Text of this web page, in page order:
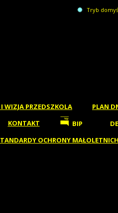
Tryb
I WIZJA PRZEDSZKOLA PLAN
KONTAKT BIP
OCHRONY